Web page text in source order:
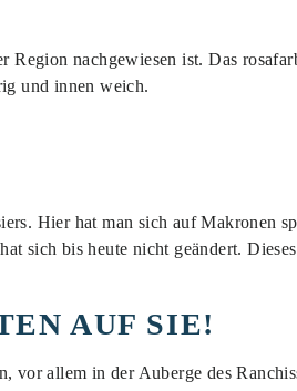
Region nachgewiesen ist. Das
und innen weich.
Hier hat man sich auf Makronen
sich bis heute nicht geändert.
AUF SIE!
vor allem in der Auberge des